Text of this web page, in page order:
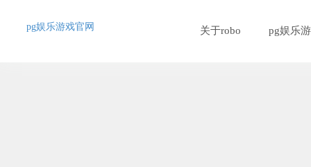
pg娱乐游戏官网 关于robo pg娱乐